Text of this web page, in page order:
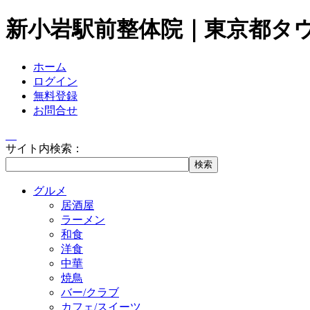
新小岩駅前整体院｜東京都タ
ホーム
ログイン
無料登録
お問合せ
サイト内検索：
グルメ
居酒屋
ラーメン
和食
洋食
中華
焼鳥
バー/クラブ
カフェ/スイーツ